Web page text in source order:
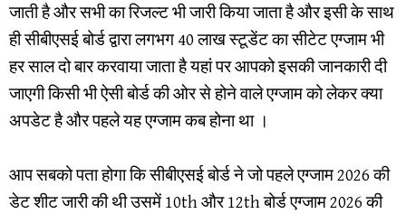
जाती है और सभी का रिजल्ट भी जारी किया जाता है और इसी के साथ
ही सीबीएसई बोर्ड द्वारा लगभग 40 लाख स्टूडेंट का सीटेट एग्जाम भी
हर साल दो बार करवाया जाता है यहां पर आपको इसकी जानकारी दी
जाएगी किसी भी ऐसी बोर्ड की ओर से होने वाले एग्जाम को लेकर क्या
अपडेट है और पहले यह एग्जाम कब होना था ।
आप सबको पता होगा कि सीबीएसई बोर्ड ने जो पहले एग्जाम 2026 की
डेट शीट जारी की थी उसमें 10th और 12th बोर्ड एग्जाम 2026 की